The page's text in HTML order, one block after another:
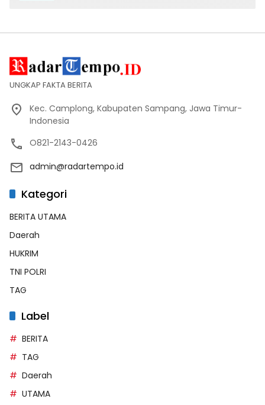
UNGKAP FAKTA BERITA
Kec. Camplong, Kabupaten Sampang, Jawa Timur-
Indonesia
O821-2143-0426
admin@radartempo.id
Kategori
BERITA UTAMA
Daerah
HUKRIM
TNI POLRI
TAG
Label
BERITA
TAG
Daerah
UTAMA